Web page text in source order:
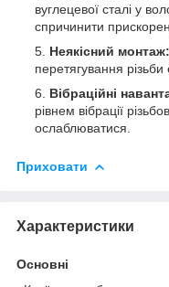
вуглецевої сталі у
спричинити
Неякісний монтаж:
перетягування
Вібраційні
рівнем вібрації
ослаблюватися.
Приховати
Характеристики
Основні